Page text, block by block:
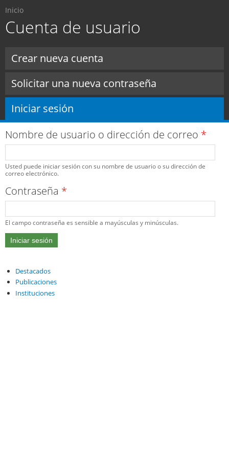
principal
Usted está aquí
Inicio
Cuenta de usuario
Crear nueva cuenta
Solicitar una nueva contraseña
Iniciar sesión
Nombre de usuario o dirección de correo *
Usted puede iniciar sesión con su nombre de usuario o su dirección de
correo electrónico.
Contraseña *
El campo contraseña es sensible a mayúsculas y minúsculas.
Destacados
Publicaciones
Instituciones